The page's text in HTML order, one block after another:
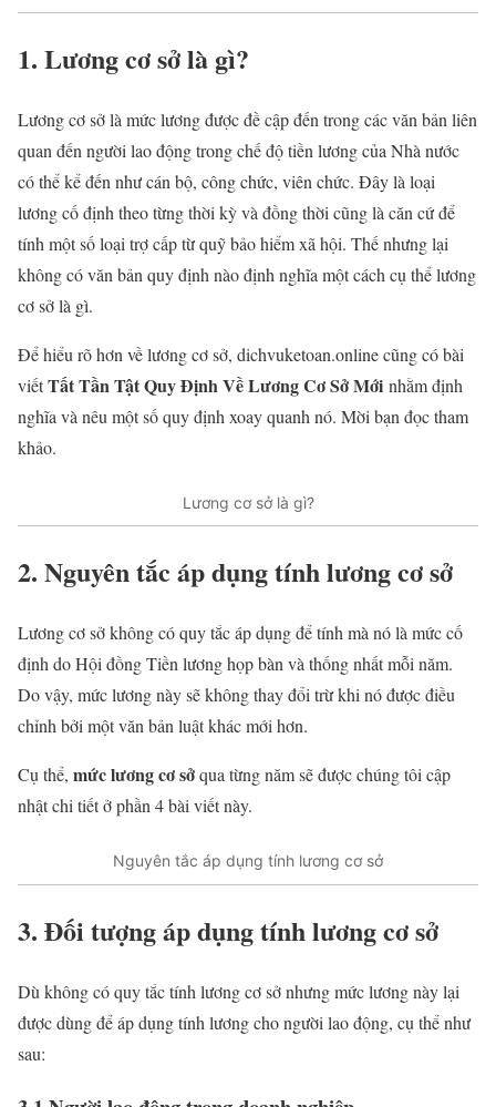
1. Lương cơ sở là gì?
Lương cơ sở là mức lương được đề cập đến trong các văn bản liên
quan đến người lao động trong chế độ tiền lương của Nhà nước
có thể kể đến như cán bộ, công chức, viên chức. Đây là loại
lương cố định theo từng thời kỳ và đồng thời cũng là căn cứ để
tính một số loại trợ cấp từ quỹ bảo hiểm xã hội. Thế nhưng lại
không có văn bản quy định nào định nghĩa một cách cụ thể lương
cơ sở là gì.
Để hiểu rõ hơn về lương cơ sở, dichvuketoan.online cũng có bài
viếtTất Tần Tật Quy Định Về Lương Cơ Sở Mới nhằm định
nghĩa và nêu một số quy định xoay quanh nó. Mời bạn đọc tham
khảo.
Lương cơ sở là gì?
2. Nguyên tắc áp dụng tính lương cơ sở
Lương cơ sở không có quy tắc áp dụng để tính mà nó là mức cố
định do Hội đồng Tiền lương họp bàn và thống nhất mỗi năm.
Do vậy, mức lương này sẽ không thay đổi trừ khi nó được điều
chỉnh bởi một văn bản luật khác mới hơn.
Cụ thể, mức lương cơ sởqua từng năm sẽ được chúng tôi cập
nhật chi tiết ở phần 4 bài viết này.
Nguyên tắc áp dụng tính lương cơ sở
3. Đối tượng áp dụng tính lương cơ sở
Dù không có quy tắc tính lương cơ sở nhưng mức lương này lại
được dùng để áp dụng tính lương cho người lao động, cụ thể như
sau: